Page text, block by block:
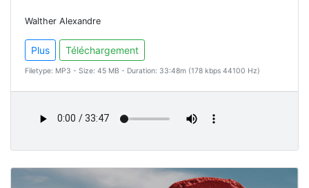
Walther Alexandre
Plus Téléchargement
Filetype: MP3 - Size: 45 MB - Duration: 33:48m (178 kbps 44100 Hz)